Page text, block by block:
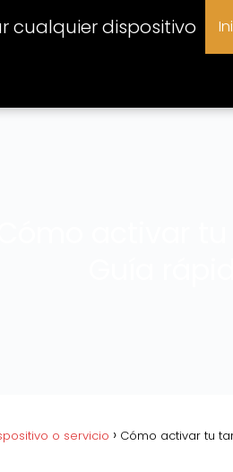
cualquier dispositivo
o servicio Cómo activar tu